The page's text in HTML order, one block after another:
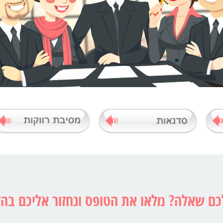
שאלה? מלאו את הטופס ונחזור אליכם